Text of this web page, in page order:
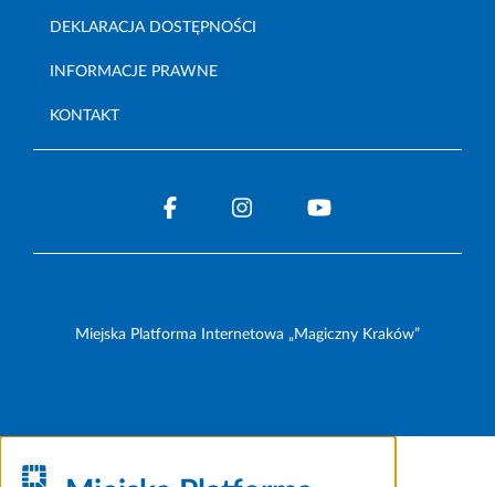
DEKLARACJA DOSTĘPNOŚCI
INFORMACJE PRAWNE
KONTAKT
Miejska Platforma Internetowa „Magiczny Kraków”